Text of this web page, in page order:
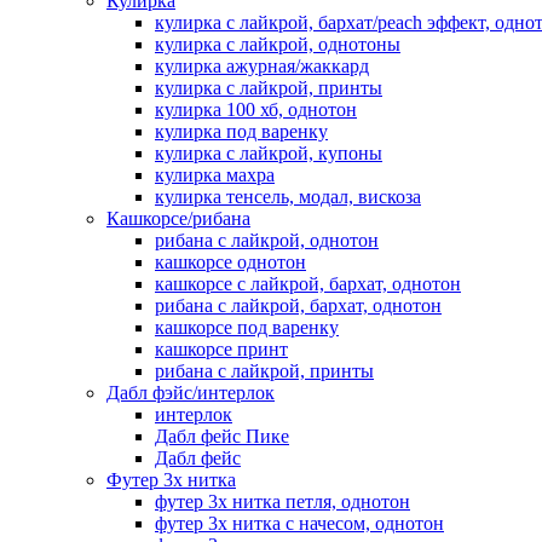
кулирка с лайкрой, бархат/peach эффект,
кулирка с лайкрой, однотоны
кулирка ажурная/жаккард
кулирка с лайкрой, принты
кулирка 100 хб, однотон
кулирка под варенку
кулирка с лайкрой, купоны
кулирка махра
кулирка тенсель, модал, вискоза
Кашкорсе/рибана
рибана с лайкрой, однотон
кашкорсе однотон
кашкорсе с лайкрой, бархат, однотон
рибана с лайкрой, бархат, однотон
кашкорсе под варенку
кашкорсе принт
рибана с лайкрой, принты
Дабл фэйс/интерлок
интерлок
Дабл фейс Пике
Дабл фейс
Футер 3х нитка
футер 3х нитка петля, однотон
футер 3х нитка с начесом, однотон